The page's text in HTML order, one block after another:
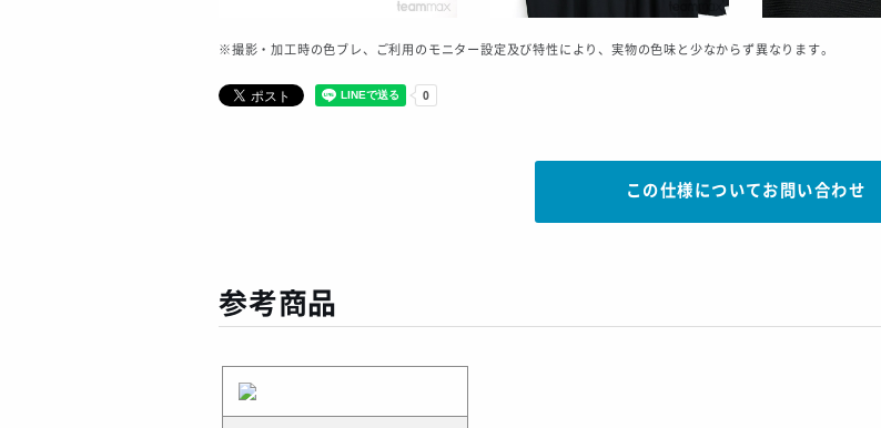
※撮影・加工時の色ブレ、ご利用のモニター設定及び特性により、実物の色味と少なからず異なります。
この仕様についてお問い合わせ
参考商品